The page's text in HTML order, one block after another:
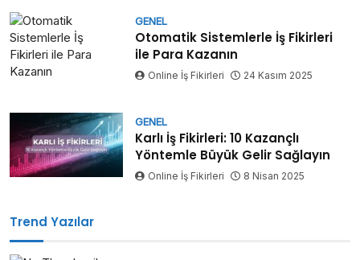
GENEL
Otomatik Sistemlerle İş Fikirleri
ile Para Kazanın
Online İş Fikirleri 24 Kasım 2025
GENEL
Karlı İş Fikirleri: 10 Kazançlı
Yöntemle Büyük Gelir Sağlayın
Online İş Fikirleri 8 Nisan 2025
Trend Yazılar